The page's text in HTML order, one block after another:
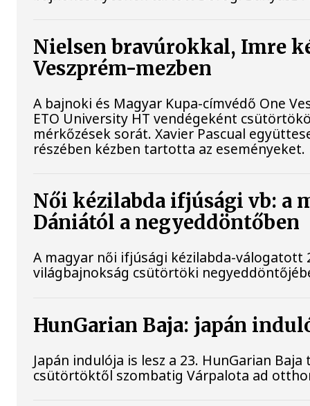
Nielsen bravúrokkal, Imre
Veszprém-mezben
A bajnoki és Magyar Kupa-címvédő One
ETO University HT vendégeként
mérkőzések sorát. Xavier Pascual
részében kézben tartotta az eseményeket.
Női kézilabda ifjúsági vb: a
Dániától a negyeddöntőben
A magyar női ifjúsági kézilabda-
világbajnokság csütörtöki
HunGarian Baja: japán
Japán indulója is lesz a 23. HunGarian
csütörtöktől szombatig Várpalota ad